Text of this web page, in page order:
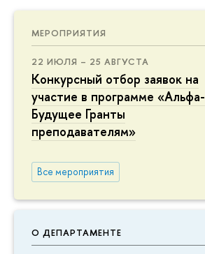
МЕРОПРИЯТИЯ
22 ИЮЛЯ – 25 АВГУСТА
Конкурсный отбор заявок на
участие в программе «Альфа-
Будущее Гранты
преподавателям»
Все мероприятия
О ДЕПАРТАМЕНТЕ